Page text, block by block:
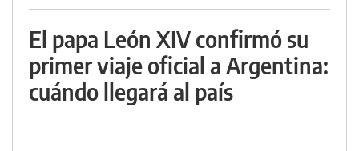
El papa León XIV confirmó su
primer viaje oficial a Argentina:
cuándo llegará al país